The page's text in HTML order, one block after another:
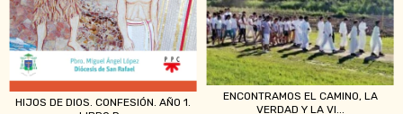
HIJOS DE DIOS. CONFESIÓN. AÑO 1.
ENCONTRAMOS EL CAMINO, LA
VERDAD Y LA VI...